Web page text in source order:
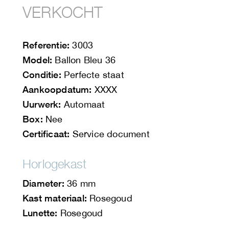
VERKOCHT
Referentie: 3003
Model: Ballon Bleu 36
Conditie: Perfecte staat
Aankoopdatum: XXXX
Uurwerk: Automaat
Box: Nee
Certificaat: Service document
Horlogekast
Diameter: 36 mm
Kast materiaal: Rosegoud
Lunette: Rosegoud